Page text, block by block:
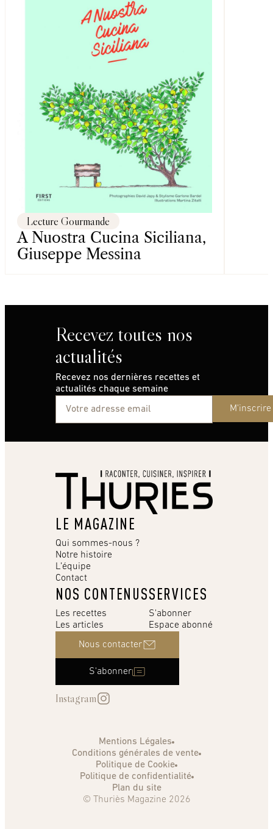
Lecture Gourmande
A Nuostra Cucina Siciliana,
Giuseppe Messina
Recevez toutes nos
actualités
Recevez nos dernières recettes et
actualités chaque semaine
M'inscrire
LE MAGAZINE
Qui sommes-nous ?
Notre histoire
L’équipe
Contact
NOS CONTENUS
Les recettes
Les articles
SERVICES
S'abonner
Espace abonné
Nous contacter
S'abonner
Instagram
Mentions Légales
Conditions générales de vente
Politique de Cookie
Politique de confidentialité
Plan du site
© Thuriès Magazine 2026